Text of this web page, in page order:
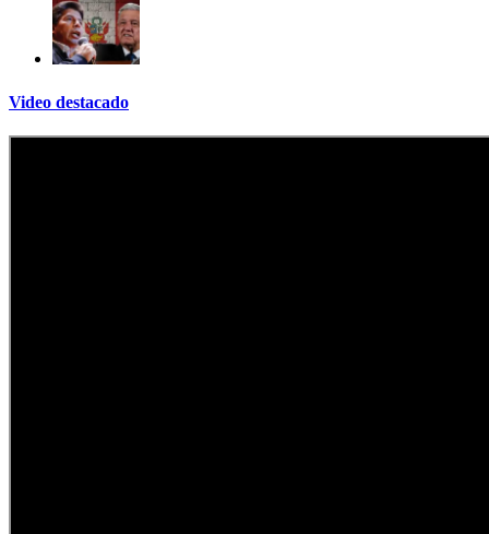
Video destacado